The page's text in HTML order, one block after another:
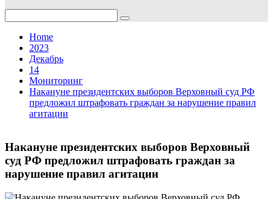
for:
Home
2023
Декабрь
14
Мониторинг
Накануне президентских выборов Верховный суд РФ
предложил штрафовать граждан за нарушение правил
агитации
Накануне президентских выборов Верховный
суд РФ предложил штрафовать граждан за
нарушение правил агитации